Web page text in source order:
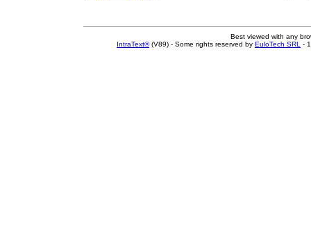
Best viewed with any
IntraText®(V89) - Some rights reserved by EuloTech SRL -